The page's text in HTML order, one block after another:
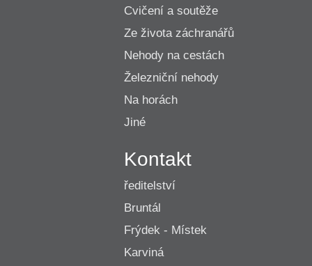
Cvičení a soutěže
Ze života záchranářů
Nehody na cestách
Železniční nehody
Na horách
Jiné
Kontakt
ředitelství
Bruntál
Frýdek - Místek
Karviná